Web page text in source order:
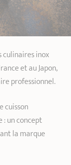
culinaires inox
et au Japon,
professionnel.
cuisson
un concept
la marque